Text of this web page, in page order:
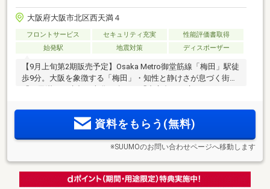
大阪府大阪市北区西天満４
フロントサービス セキュリティ充実
性能評価書取得
始発駅
地震対策 ディスポーザー
【9月上旬第2期販売予定】Osaka Metro御堂筋線「梅田」駅徒
歩9分。大阪を象徴する「梅田」・知性と静けさが息づく街
エントリー受付中/エントリー者様限定モデルルーム案内会予
資料をもらう(無料)
※SUUMOのお問い合わせページへ移動します